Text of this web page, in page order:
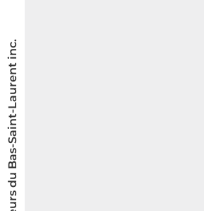
© Les Saveurs du Bas-Saint-Laurent inc.